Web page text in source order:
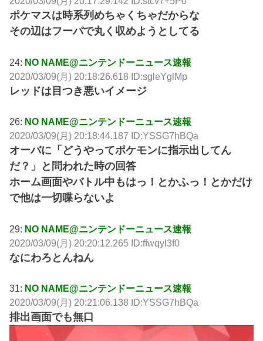
ポケマスは時系列めちゃくちゃだからな
その辺はフーパで丸く収めようとしてる
24: NO NAME@ニンテンドーニュース速報
2020/03/09(月) 20:18:26.618 ID:sgleYglMp
レッドは目つき悪いイメージ
26: NO NAME@ニンテンドーニュース速報
2020/03/09(月) 20:18:44.187 ID:YSSG7hBQa
オーバに「どうやってポケモンに指示出してん
だ？」と問われた時の回答
ホーム画面やバトル中もはっ！とかふっ！とかだけ
で他は一切喋らないよ
29: NO NAME@ニンテンドーニュース速報
2020/03/09(月) 20:20:12.265 ID:ffwqyl3f0
なにわろとんねん
31: NO NAME@ニンテンドーニュース速報
2020/03/09(月) 20:21:06.138 ID:YSSG7hBQa
排出画面でも無口